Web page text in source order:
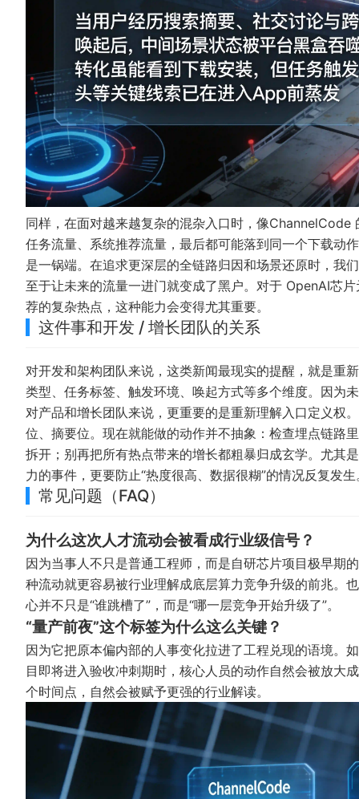
同样，在面对越来越复杂的混杂入口时，像ChannelCode
任务流量、系统推荐流量，最后都可能落到同一个下载动
是一锅端。在追求更深层的全链路归因和场景还原时，我
至于让未来的流量一进门就变成了黑户。对于 OpenAI芯
荐的复杂热点，这种能力会变得尤其重要。
这件事和开发 / 增长团队的关系
对开发和架构团队来说，这类新闻最现实的提醒，就是重
类型、任务标签、触发环境、唤起方式等多个维度。因为
对产品和增长团队来说，更重要的是重新理解入口定义权
位、摘要位。现在就能做的动作并不抽象：检查埋点链路
拆开；别再把所有热点带来的增长都粗暴归成玄学。尤
力的事件，更要防止“热度很高、数据很糊”的情况反复发生
常见问题（FAQ）
为什么这次人才流动会被看成行业级信号？
因为当事人不只是普通工程师，而是自研芯片项目极早期
种流动就更容易被行业理解成底层算力竞争升级的前兆
心并不只是“谁跳槽了”，而是“哪一层竞争开始升级了”。
“量产前夜”这个标签为什么这么关键？
因为它把原本偏内部的人事变化拉进了工程兑现的语境。
目即将进入验收冲刺期时，核心人员的动作自然会被放
个时间点，自然会被赋予更强的行业解读。